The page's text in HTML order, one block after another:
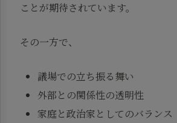
ことが期待されています。
その一方で、
議場での立ち振る舞い
外部との関係性の透明性
家庭と政治家としてのバランス